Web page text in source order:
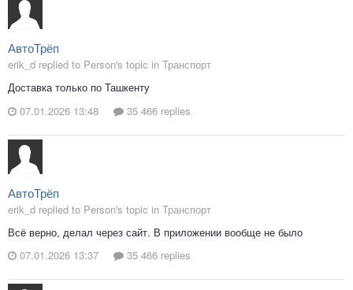
АвтоТрёп
erik_d replied to Person's topic in Транспорт
Доставка только по Ташкенту
07.01.2026 13:48
35 466 replies
АвтоТрёп
erik_d replied to Person's topic in Транспорт
Всё верно, делал через сайт. В приложении вообще не было
07.01.2026 13:37
35 466 replies